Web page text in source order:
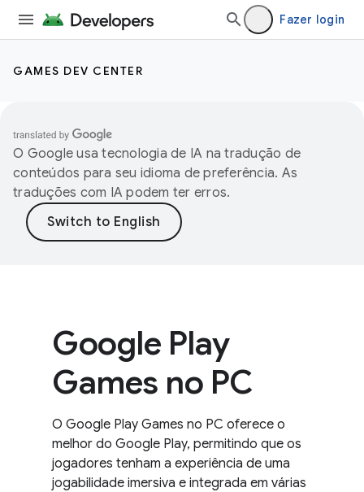
Fazer login
GAMES DEV CENTER
O Google usa tecnologia de IA na tradução de
conteúdos para seu idioma de preferência. As
traduções com IA podem ter erros.
Google Play
Games no PC
O Google Play Games no PC oferece o
melhor do Google Play, permitindo que os
jogadores tenham a experiência de uma
jogabilidade imersiva e integrada em várias